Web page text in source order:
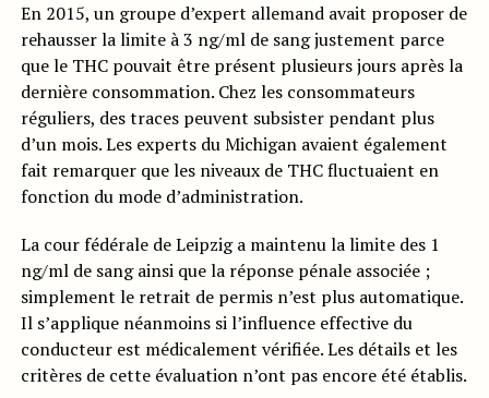
En 2015, un groupe d’expert allemand avait proposer de
rehausser la limite à 3 ng/ml de sang justement parce
que le THC pouvait être présent plusieurs jours après la
dernière consommation. Chez les consommateurs
réguliers, des traces peuvent subsister pendant plus
d’un mois. Les experts du Michigan avaient également
fait remarquer que les niveaux de THC fluctuaient en
fonction du mode d’administration.
La cour fédérale de Leipzig a maintenu la limite des 1
ng/ml de sang ainsi que la réponse pénale associée ;
simplement le retrait de permis n’est plus automatique.
Il s’applique néanmoins si l’influence effective du
conducteur est médicalement vérifiée. Les détails et les
critères de cette évaluation n’ont pas encore été établis.